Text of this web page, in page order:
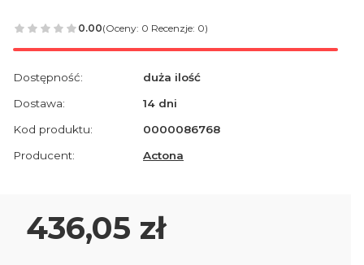
0.00(Oceny: 0 Recenzje: 0)
Dostępność:
duża ilość
Dostawa:
14 dni
Kod produktu:
0000086768
Producent:
Actona
Cena
436,05 zł